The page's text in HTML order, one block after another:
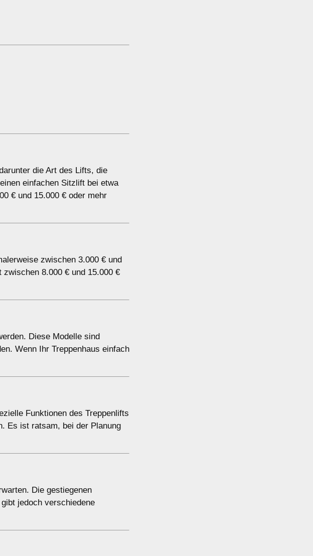
die Art des Lifts, die
einfachen Sitzlift bei etwa
€ und 15.000 € oder mehr
zwischen 3.000 € und
8.000 € und 15.000 €
Diese Modelle sind
Wenn Ihr Treppenhaus einfach
Funktionen des Treppenlifts
Es ist ratsam, bei der Planung
Die gestiegenen
jedoch verschiedene